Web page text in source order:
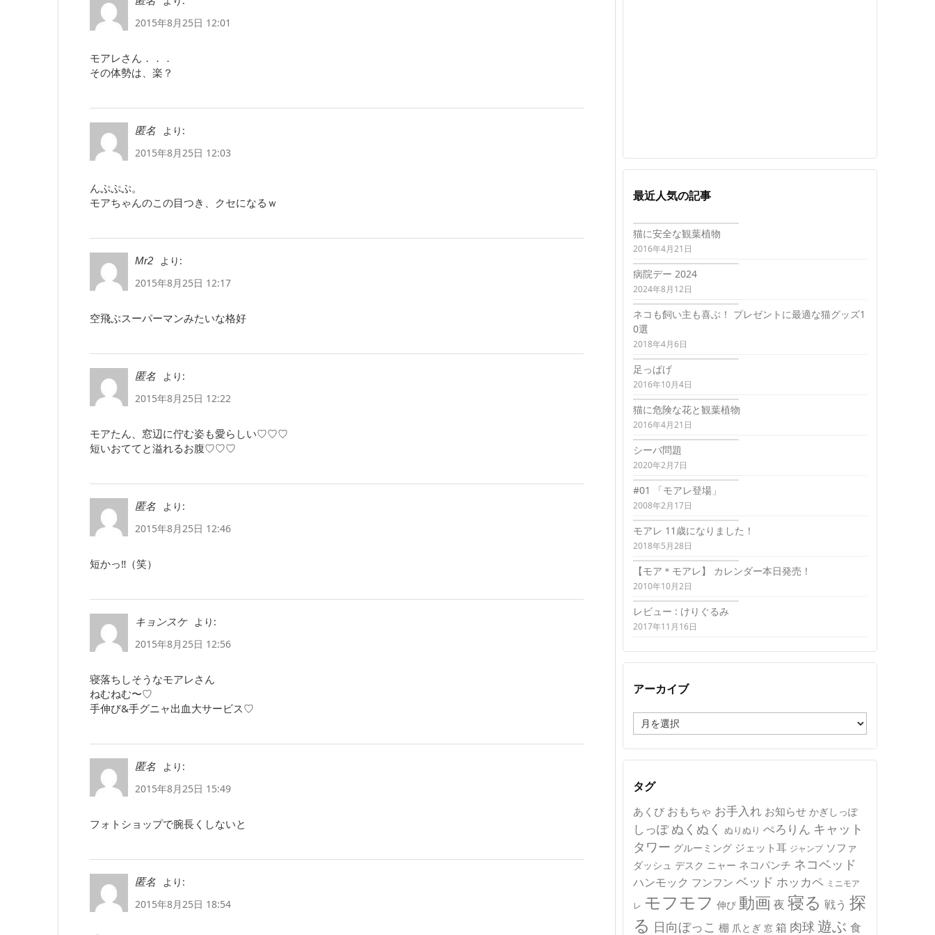
2015年8月25日 12:01
モアレさん．．．
その体勢は、楽？
匿名
より:
2015年8月25日 12:03
んぷぷぷ。
モアちゃんのこの目つき、クセになるｗ
Mr2
より:
2015年8月25日 12:17
空飛ぶスーパーマンみたいな格好
匿名
より:
2015年8月25日 12:22
モアたん、窓辺に佇む姿も愛らしい♡♡♡
短いおててと溢れるお腹♡♡♡
匿名
より:
2015年8月25日 12:46
短かっ‼︎（笑）
キョンスケ
より:
2015年8月25日 12:56
寝落ちしそうなモアレさん
ねむねむ〜♡
手伸び&手グニャ出血大サービス♡
匿名
より:
2015年8月25日 15:49
フォトショップで腕長くしないと
匿名
より:
2015年8月25日 18:54
最近人気の記事
猫に安全な観葉植物
2016年4月21日
病院デー 2024
2024年8月12日
ネコも飼い主も喜ぶ！ プレゼントに最適な猫グッズ1
0選
2018年4月6日
足っぱげ
2016年10月4日
猫に危険な花と観葉植物
2016年4月21日
シーバ問題
2020年2月7日
#01 「モアレ登場」
2008年2月17日
モアレ 11歳になりました！
2018年5月28日
【モア＊モアレ】 カレンダー本日発売！
2010年10月2日
レビュー : けりぐるみ
2017年11月16日
アーカイブ
ー
カ
イ
タグ
あくび おもちゃ お手入れ お知らせ かぎしっぽ
しっぽ ぬくぬく ぬりぬり ぺろりん キャット
タワー グルーミング ジェット耳 ジャンプ ソファ
ダッシュ デスク ニャー ネコパンチ ネコベッド
ハンモック フンフン ベッド ホッカペ ミニモア
レ モフモフ 伸び 動画 夜 寝る 戦う 探
る 日向ぼっこ 棚 爪とぎ 窓 箱 肉球 遊ぶ 食